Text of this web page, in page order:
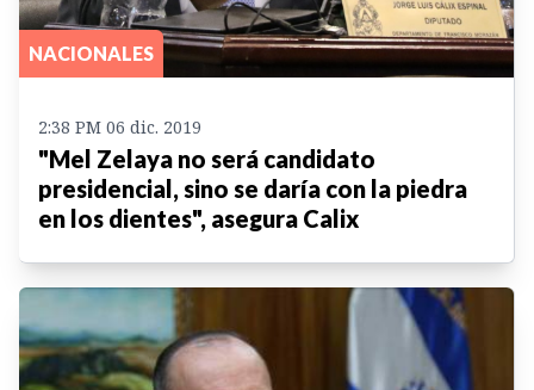
NACIONALES
2:38 PM 06 dic. 2019
"Mel Zelaya no será candidato
presidencial, sino se daría con la piedra
en los dientes", asegura Calix